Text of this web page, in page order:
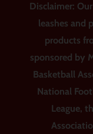
Disclaimer:
leashes and
products
sponsored by
Basketball
National
League,